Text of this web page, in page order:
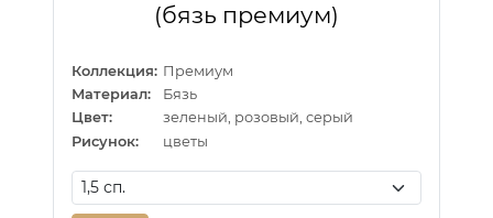
(бязь премиум)
Коллекция: Премиум
Материал:
Бязь
Цвет:
зеленый, розовый, серый
Рисунок:
цветы